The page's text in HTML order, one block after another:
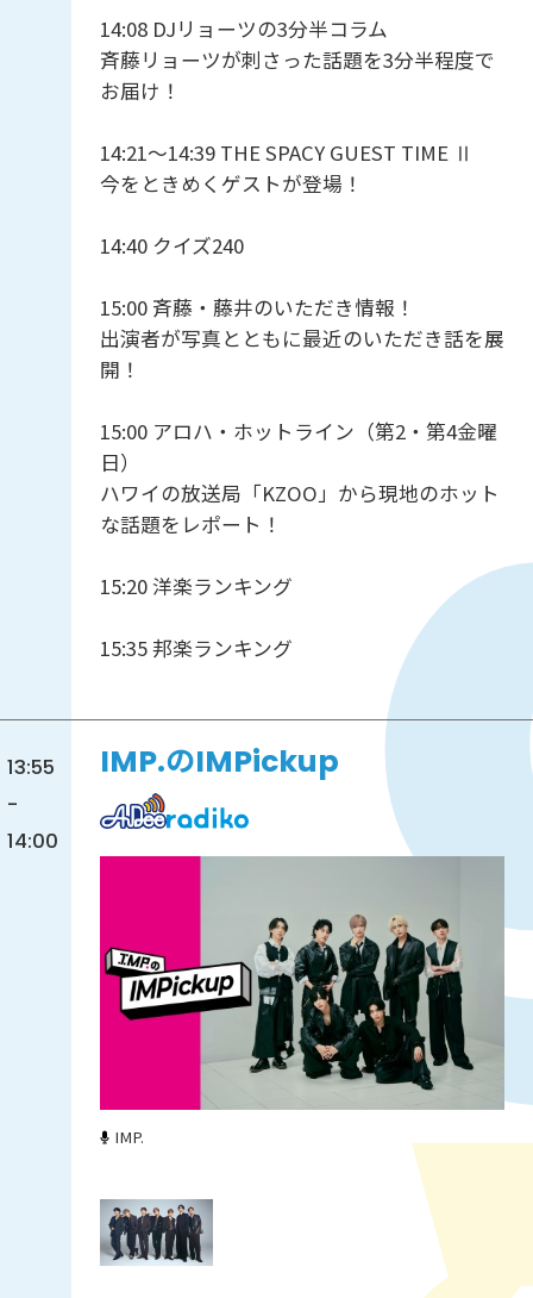
14:08 DJリョーツの3分半コラム
斉藤リョーツが刺さった話題を3分半程度で
お届け！
14:21〜14:39 THE SPACY GUEST TIME Ⅱ
今をときめくゲストが登場！
14:40 クイズ240
15:00 斉藤・藤井のいただき情報！
出演者が写真とともに最近のいただき話を展
開！
15:00 アロハ・ホットライン（第2・第4金曜
日）
ハワイの放送局「KZOO」から現地のホット
な話題をレポート！
15:20 洋楽ランキング
15:35 邦楽ランキング
13:55
-
14:00
IMP.のIMPickup
IMP.